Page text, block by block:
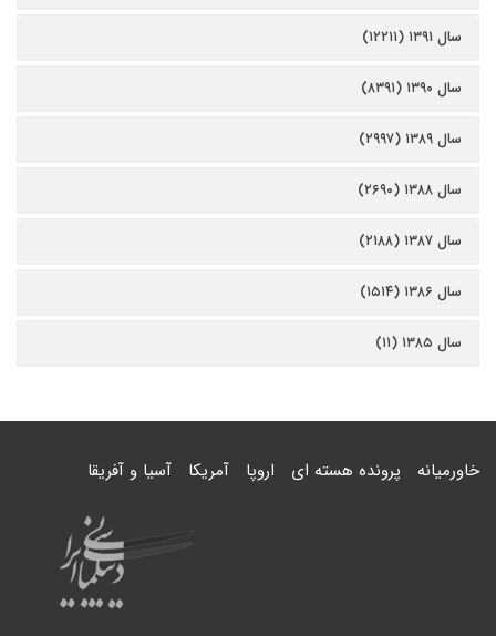
سال ۱۳۹۱ (۱۲۲۱۱)
سال ۱۳۹۰ (۸۳۹۱)
سال ۱۳۸۹ (۲۹۹۷)
سال ۱۳۸۸ (۲۶۹۰)
سال ۱۳۸۷ (۲۱۸۸)
سال ۱۳۸۶ (۱۵۱۴)
سال ۱۳۸۵ (۱۱)
خاورمیانه پرونده هسته ای اروپا آمریکا آسیا و آفریقا